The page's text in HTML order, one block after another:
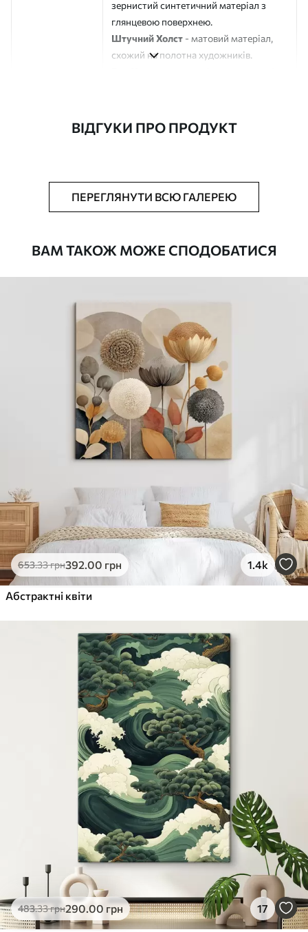
зернистий синтетичний матеріал з
глянцевою поверхнею.
Штучний Холст - матовий матеріал,
схожий на полотна художників.
Додатково Можна додати лакове покриття.
Від290.00грн
Яскраві, насичені кольори
Стійкість до вицвітання
Безпечне чорнило без запаху
Поверхня з текстурою полотна
Екологічний матеріал
грн
Яскраві, насичені кольори
Стійкість до вицвітання
✓ Поверхня з текстурою полотна
✗ Екологічний матеріал
Еко-Преміум
.00грн
✓Яскраві, насичені кольори
Поверхня з текстурою полотна
Екологічний матеріал
ВІДГУКИ ПРО ПРОДУКТ
ПЕРЕГЛЯНУТИ ВСЮ ГАЛЕРЕЮ
ВАМ ТАКОЖ МОЖЕ СПОДОБАТИСЯ
653.33грн392.00 грн 1.4k
Абстрактні квіти
483.33грн290.00 грн 17